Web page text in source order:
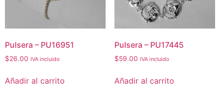
Pulsera – PU16951
$26.00 IVA incluido
Añadir al carrito
Pulsera – PU17445
$59.00 IVA incluido
Añadir al carrito